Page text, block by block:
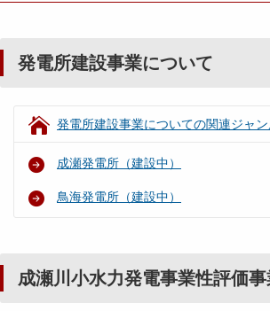
発電所建設事業について
発電所建設事業についての関連ジャ
成瀬発電所（建設中）
鳥海発電所（建設中）
成瀬川小水力発電事業性評価